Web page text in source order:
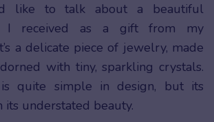
like to talk about a beautiful
I received as a gift from my
a delicate piece of jewelry, made
with tiny, sparkling crystals.
is quite simple in design, but its
its understated beauty.